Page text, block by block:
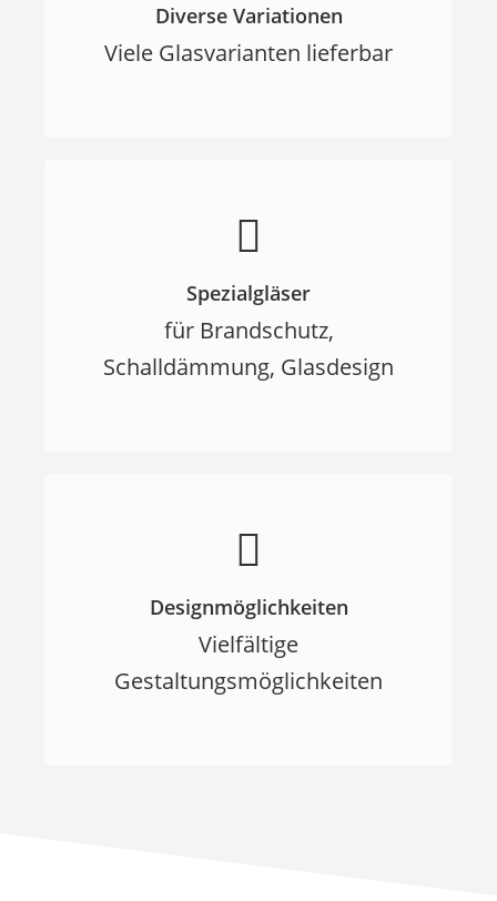
Diverse Variationen
Viele Glasvarianten lieferbar
Spezialgläser
für Brandschutz,
Schalldämmung, Glasdesign
Designmöglichkeiten
Vielfältige
Gestaltungsmöglichkeiten